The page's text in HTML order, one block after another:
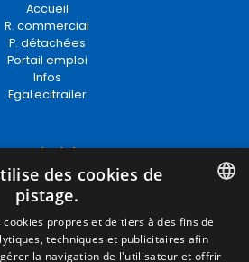
Accueil
R. commercial
P. détachées
Portail emploi
Infos
EgaLecitrailer
juridiques
Légales
de Confidentialité
de Cookies
générales de vente
Gérer les cookies
SPANISH
ENGLISH
des cookies de
pistage.
cookies propres et de tiers à des fins de
techniques et publicitaires afin
la navigation de l'utilisateur et offrir